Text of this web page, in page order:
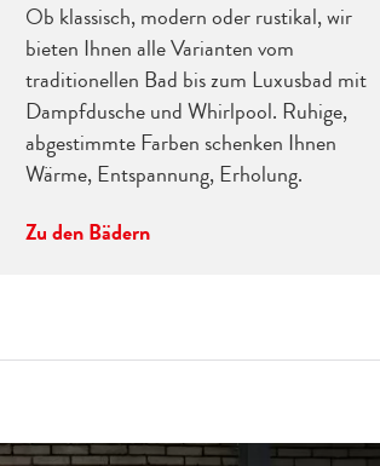
Ob klassisch, modern oder rustikal, wir
bieten Ihnen alle Varianten vom
traditionellen Bad bis zum Luxusbad mit
Dampfdusche und Whirlpool. Ruhige,
abgestimmte Farben schenken Ihnen
Wärme, Entspannung, Erholung.
Zu den Bädern